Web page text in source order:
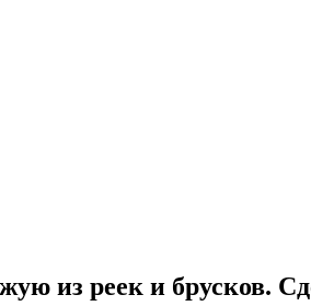
из реек и брусков.